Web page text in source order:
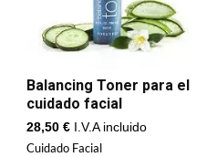
Balancing Toner para el
cuidado facial
28,50 € I.V.A incluido
Cuidado Facial